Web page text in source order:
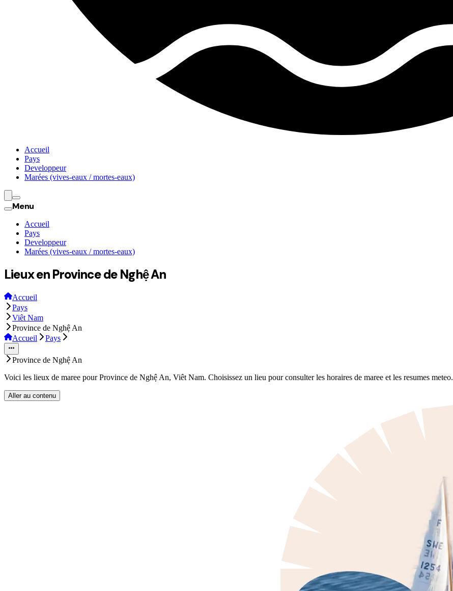
Accueil
Pays
Developpeur
Marées (vives-eaux / mortes-eaux)
Menu
Accueil
Pays
Developpeur
Marées (vives-eaux / mortes-eaux)
Lieux en Province de Nghệ An
Accueil
Pays
Viêt Nam
Province de Nghệ An
Accueil
Pays
Province de Nghệ An
Voici les lieux de maree pour Province de Nghệ An, Viêt Nam. Choisissez un lieu pour consulter les horaires de maree et les resumes meteo.
Aller au contenu